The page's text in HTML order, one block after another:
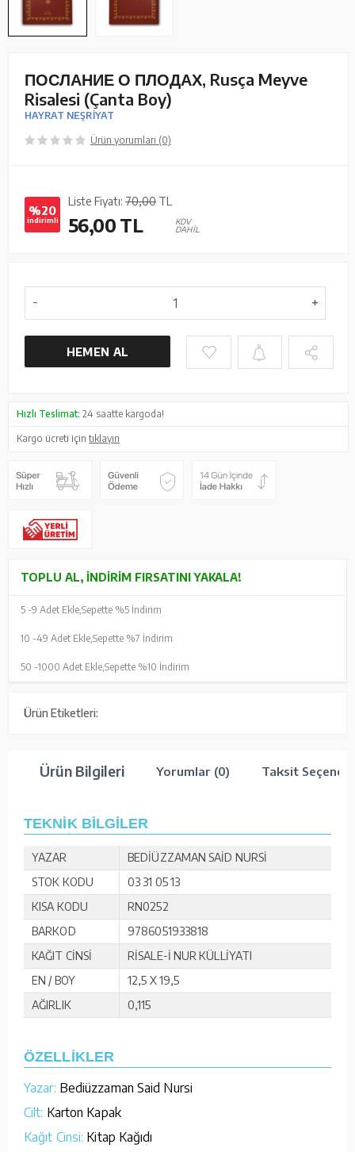
ПОСЛАНИЕ О ПЛОДАХ, Rusça Meyve
Risalesi (Çanta Boy)
HAYRAT NEŞRİYAT
Ürün yorumları (0)
%20
indirimli
Liste Fiyatı: 70,00 TL
56,00TL
KDV
DAHİL
HEMEN AL
Hızlı Teslimat: 24 saatte kargoda!
Kargo ücreti içintıklayın
TOPLU AL, İNDIRIM FIRSATINI YAKALA!
5 -9 Adet Ekle, Sepette %5 İndirim
10 -49 Adet Ekle, Sepette %7 İndirim
50 -1000 Adet Ekle, Sepette %10 İndirim
Ürün Etiketleri:
Ürün Bilgileri Yorumlar (0) Taksit
TEKNİK BİLGİLER
YAZAR
BEDİÜZZAMAN SAİD NURSİ
STOK KODU
03 31 05 13
KISA KODU
RN0252
BARKOD
9786051933818
KAĞIT CİNSİ
RİSALE-İ NUR KÜLLİYATI
EN / BOY
12,5 X 19,5
AĞIRLIK
0,115
ÖZELLİKLER
Yazar: Bediüzzaman Said Nursi
Cilt: Karton Kapak
Kağıt Cinsi: Kitap Kağıdı